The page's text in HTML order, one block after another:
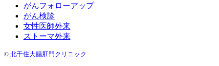
がんフォローアップ
がん検診
女性医師外来
ストーマ外来
© 北千住大腸肛門クリニック